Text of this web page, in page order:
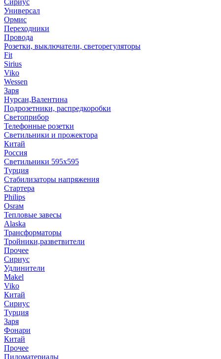
Сириус
Универсал
Ормис
Переходники
Провода
Розетки, выключатели, светорегуляторы
Fit
Sirius
Viko
Wessen
Заря
Нурсан,Валентина
Подрозетники, распредкоробки
Светоприбор
Телефонные розетки
Светильники и прожектора
Китай
Россия
Светильники 595х595
Турция
Стабилизаторы напряжения
Стартера
Philips
Оsrам
Тепловые завесы
Alaska
Трансформаторы
Тройники,разветвители
Прочее
Сириус
Удлинители
Makel
Viko
Китай
Сириус
Турция
Заря
Фонари
Китай
Прочее
Пиломатериалы